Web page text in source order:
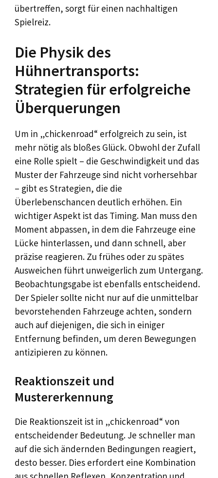
übertreffen, sorgt für einen nachhaltigen
Spielreiz.
Die Physik des
Hühnertransports:
Strategien für erfolgreiche
Überquerungen
Um in „chickenroad“ erfolgreich zu sein, ist
mehr nötig als bloßes Glück. Obwohl der Zufall
eine Rolle spielt – die Geschwindigkeit und das
Muster der Fahrzeuge sind nicht vorhersehbar
– gibt es Strategien, die die
Überlebenschancen deutlich erhöhen. Ein
wichtiger Aspekt ist das Timing. Man muss den
Moment abpassen, in dem die Fahrzeuge eine
Lücke hinterlassen, und dann schnell, aber
präzise reagieren. Zu frühes oder zu spätes
Ausweichen führt unweigerlich zum Untergang.
Beobachtungsgabe ist ebenfalls entscheidend.
Der Spieler sollte nicht nur auf die unmittelbar
bevorstehenden Fahrzeuge achten, sondern
auch auf diejenigen, die sich in einiger
Entfernung befinden, um deren Bewegungen
antizipieren zu können.
Reaktionszeit und
Mustererkennung
Die Reaktionszeit ist in „chickenroad“ von
entscheidender Bedeutung. Je schneller man
auf die sich ändernden Bedingungen reagiert,
desto besser. Dies erfordert eine Kombination